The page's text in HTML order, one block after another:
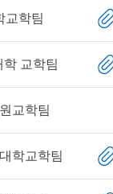
교학팀
학 교학팀
교학팀
학교학팀